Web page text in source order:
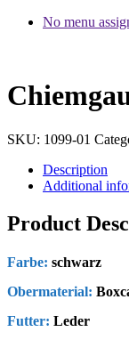
No menu
SKU: 1099-01
Description
Additional
Product
Farbe: schwarz
Obermaterial:
Futter: Leder